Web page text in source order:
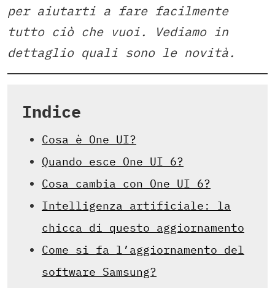
per aiutarti a fare facilmente
tutto ciò che vuoi. Vediamo in
dettaglio quali sono le novità.
Indice
Cosa è One UI?
Quando esce One UI 6?
Cosa cambia con One UI 6?
Intelligenza artificiale: la
chicca di questo aggiornamento
Come si fa l’aggiornamento del
software Samsung?